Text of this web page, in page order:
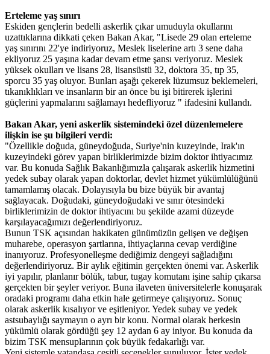
Erteleme yaş sınırı
Eskiden gençlerin bedelli askerlik çıkar umuduyla okullarını
uzattıklarına dikkati çeken Bakan Akar, "Lisede 29 olan erteleme
yaş sınırını 22'ye indiriyoruz, Meslek liselerine artı 3 sene daha
ekliyoruz 25 yaşına kadar devam etme şansı veriyoruz. Meslek
yüksek okulları ve lisans 28, lisansüstü 32, doktora 35, tıp 35,
sporcu 35 yaş oluyor. Bunları aşağı çekerek lüzumsuz beklemeleri,
tıkanıklıkları ve insanların bir an önce bu işi bitirerek işlerini
güçlerini yapmalarını sağlamayı hedefliyoruz " ifadesini kullandı.
Bakan Akar, yeni askerlik sistemindeki özel düzenlemelere
ilişkin ise şu bilgileri verdi:
"Özellikle doğuda, güneydoğuda, Suriye'nin kuzeyinde, Irak'ın
kuzeyindeki görev yapan birliklerimizde bizim doktor ihtiyacımız
var. Bu konuda Sağlık Bakanlığımızla çalışarak askerlik hizmetini
yedek subay olarak yapan doktorlar, devlet hizmet yükümlülüğünü
tamamlamış olacak. Dolayısıyla bu bize büyük bir avantaj
sağlayacak. Doğudaki, güneydoğudaki ve sınır ötesindeki
birliklerimizin de doktor ihtiyacını bu şekilde azami düzeyde
karşılayacağımızı değerlendiriyoruz.
Bunun TSK açısından hakikaten günümüzün gelişen ve değişen
muharebe, operasyon şartlarına, ihtiyaçlarına cevap verdiğine
inanıyoruz. Profesyonelleşme dediğimiz dengeyi sağladığını
değerlendiriyoruz. Bir aylık eğitimin gerçekten önemi var. Askerlik
iyi yapılır, planlanır bölük, tabur, tugay komutanı işine sahip çıkarsa
gerçekten bir şeyler veriyor. Buna ilaveten üniversitelerle konuşarak
oradaki programı daha etkin hale getirmeye çalışıyoruz. Sonuç
olarak askerlik kısalıyor ve eşitleniyor. Yedek subay ve yedek
astsubaylığı saymayın o ayrı bir konu. Normal olarak herkesin
yükümlü olarak gördüğü şey 12 aydan 6 ay iniyor. Bu konuda da
bizim TSK mensuplarının çok büyük fedakarlığı var.